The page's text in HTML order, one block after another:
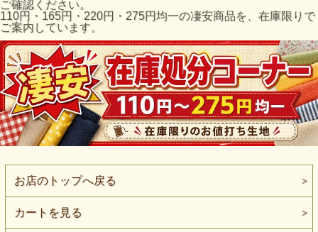
ご確認ください。
110円・165円・220円・275円均一の凄安商品を、在庫限りで
ご案内しています。
お店のトップへ戻る
カートを見る